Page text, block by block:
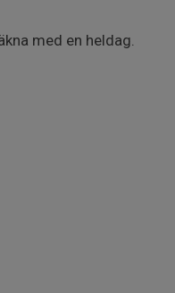
med en heldag.